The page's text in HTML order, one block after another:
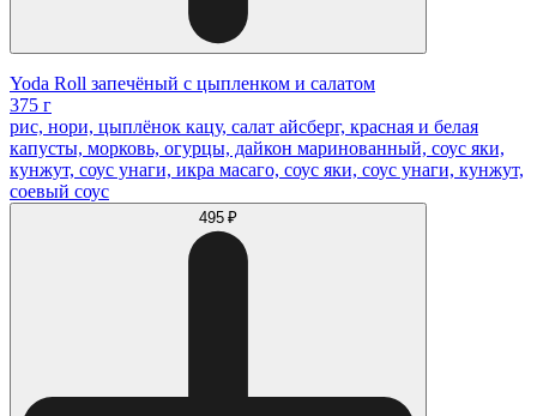
Yoda Roll запечёный с цыпленком и салатом
375 г
рис, нори, цыплёнок кацу, салат айсберг, красная и белая
капусты, морковь, огурцы, дайкон маринованный, соус яки,
кунжут, соус унаги, икра масаго, соус яки, соус унаги, кунжут,
соевый соус
495 ₽